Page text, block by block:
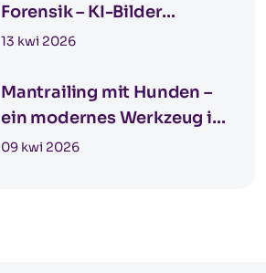
Forensik – KI-Bilder
erkennen
13 kwi 2026
Mantrailing mit Hunden –
ein modernes Werkzeug in
der Detektivarbeit
09 kwi 2026